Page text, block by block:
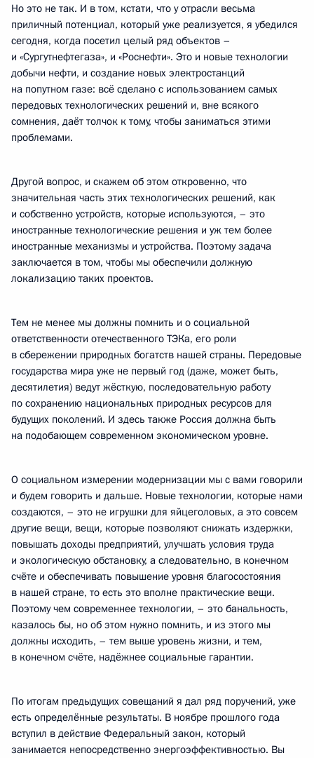
Но это не так. И в том, кстати, что у отрасли весьма
приличный потенциал, который уже реализуется, я убедился
сегодня, когда посетил целый ряд объектов –
и «Сургутнефтегаза», и «Роснефти». Это и новые технологии
добычи нефти, и создание новых электростанций
на попутном газе: всё сделано с использованием самых
передовых технологических решений и, вне всякого
сомнения, даёт толчок к тому, чтобы заниматься этими
проблемами.
Другой вопрос, и скажем об этом откровенно, что
значительная часть этих технологических решений, как
и собственно устройств, которые используются, – это
иностранные технологические решения и уж тем более
иностранные механизмы и устройства. Поэтому задача
заключается в том, чтобы мы обеспечили должную
локализацию таких проектов.
Тем не менее мы должны помнить и о социальной
ответственности отечественного ТЭКа, его роли
в сбережении природных богатств нашей страны. Передовые
государства мира уже не первый год (даже, может быть,
десятилетия) ведут жёсткую, последовательную работу
по сохранению национальных природных ресурсов для
будущих поколений. И здесь также Россия должна быть
на подобающем современном экономическом уровне.
О социальном измерении модернизации мы с вами говорили
и будем говорить и дальше. Новые технологии, которые нами
создаются, – это не игрушки для яйцеголовых, а это совсем
другие вещи, вещи, которые позволяют снижать издержки,
повышать доходы предприятий, улучшать условия труда
и экологическую обстановку, а следовательно, в конечном
счёте и обеспечивать повышение уровня благосостояния
в нашей стране, то есть это вполне практические вещи.
Поэтому чем современнее технологии, – это банальность,
казалось бы, но об этом нужно помнить, и из этого мы
должны исходить, – тем выше уровень жизни, и тем,
в конечном счёте, надёжнее социальные гарантии.
По итогам предыдущих совещаний я дал ряд поручений, уже
есть определённые результаты. В ноябре прошлого года
вступил в действие Федеральный закон, который
занимается непосредственно энергоэффективностью. Вы